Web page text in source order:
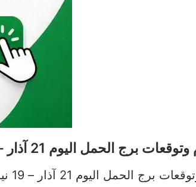
برج الحمل اليوم 21 آذار – 19 نيسان